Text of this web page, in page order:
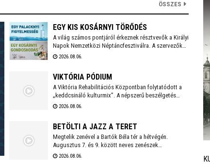
ÖSSZES
EGY KIS KOSÁRNYI TÖRŐDÉS
A világ számos pontjáról érkeznek résztvevők a Királyi
Napok Nemzetközi Néptáncfesztiválra. A szervezők
szívvel-lélekkel készülnek, saját maguk is főznek majd
bárki hozzájárulhat a kezdeményezés sikeréhez, a
gyűjtés augusztus 10-én, hétfőn kezdődik a
Táncházban.
2026.08.06.
VIKTÓRIA PÓDIUM
A Viktória Rehabilitációs Központban folytatódott a
„keddcsináló kulturmix”. A népszerű beszélgetés
sorozaton ezúttal is kivételes vendégek tisztelték
2026.08.06.
BETÖLTI A JAZZ A TERET
Megtelik zenével a Bartók Béla tér a hétvégén.
Augusztus 7. és 9. között neves zenészek
szórakoztatják a közönséget az Alba Regia Feszten.
2026.08.06.